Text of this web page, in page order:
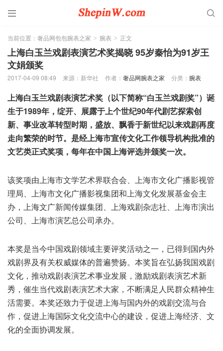
 
当前位置： 奢品网包包腕表之家 > 腕表 > 正文
上海白玉兰戏剧表演艺术奖揭晓 95岁秦怡为91岁王
文娟颁奖
2017-04-09 08:49 来源：新华社 作者： 奢品网腕表之家 分类： 腕表
上海白玉兰戏剧表演艺术奖（以下简称“白玉兰戏剧奖”）诞
生于1989年，绽开、展露于上个世纪90年代剧艺探索创
新、事业改革转型时期，盛放、飘香于新世纪以来戏剧再度
走向繁荣的时节。是经上海市宣传文化工作领导机构批准的
文艺类正式奖项，每年在中国上海评选并颁奖一次。
该奖项由上海市文学艺术界联合会、上海市文化广播影视管
理局、上海市文化广播影视集团和上海文化发展基金会主
办，上海文广新闻传媒集团、上海戏剧杂志社、上海市演出
公司、上海市演艺总公司承办。
本奖是当今中国戏剧领域主要评奖活动之一，已得到国内外
戏剧界及有关权威媒体的普遍赞扬。本奖旨在弘扬我国戏剧
文化，推动戏剧表演艺术事业发展，激励戏剧表演艺术新
秀，催生当代戏剧表演艺术大家，不断满足人民群众精神生
活需要。本奖还致力于促进上海与国内外的戏剧交流与合
作，促进上海国际文化交流中心的建设，促进上海经济、文
化的全面协调发展。